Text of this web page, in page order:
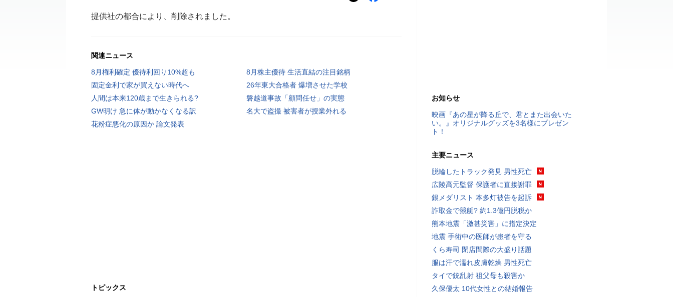
提供社の都合により、削除されました。
関連ニュース
8月権利確定 優待利回り10%超も
8月株主優待 生活直結の注目銘柄
固定金利で家が買えない時代へ
26年東大合格者 爆増させた学校
人間は本来120歳まで生きられる?
磐越道事故「顧問任せ」の実態
GW明け 急に体が動かなくなる訳
名大で盗撮 被害者が授業外れる
花粉症悪化の原因か 論文発表
トピックス
お知らせ
映画『あの星が降る丘で、君とまた出会いた
い。』オリジナルグッズを3名様にプレゼン
ト！
主要ニュース
脱輪したトラック発見 男性死亡
広陵高元監督 保護者に直接謝罪
銀メダリスト 本多灯被告を起訴
詐取金で競艇? 約1.3億円脱税か
熊本地震「激甚災害」に指定決定
地震 手術中の医師が患者を守る
くら寿司 閉店間際の大盛り話題
服は汗で濡れ皮膚乾燥 男性死亡
タイで銃乱射 祖父母も殺害か
久保優太 10代女性との結婚報告